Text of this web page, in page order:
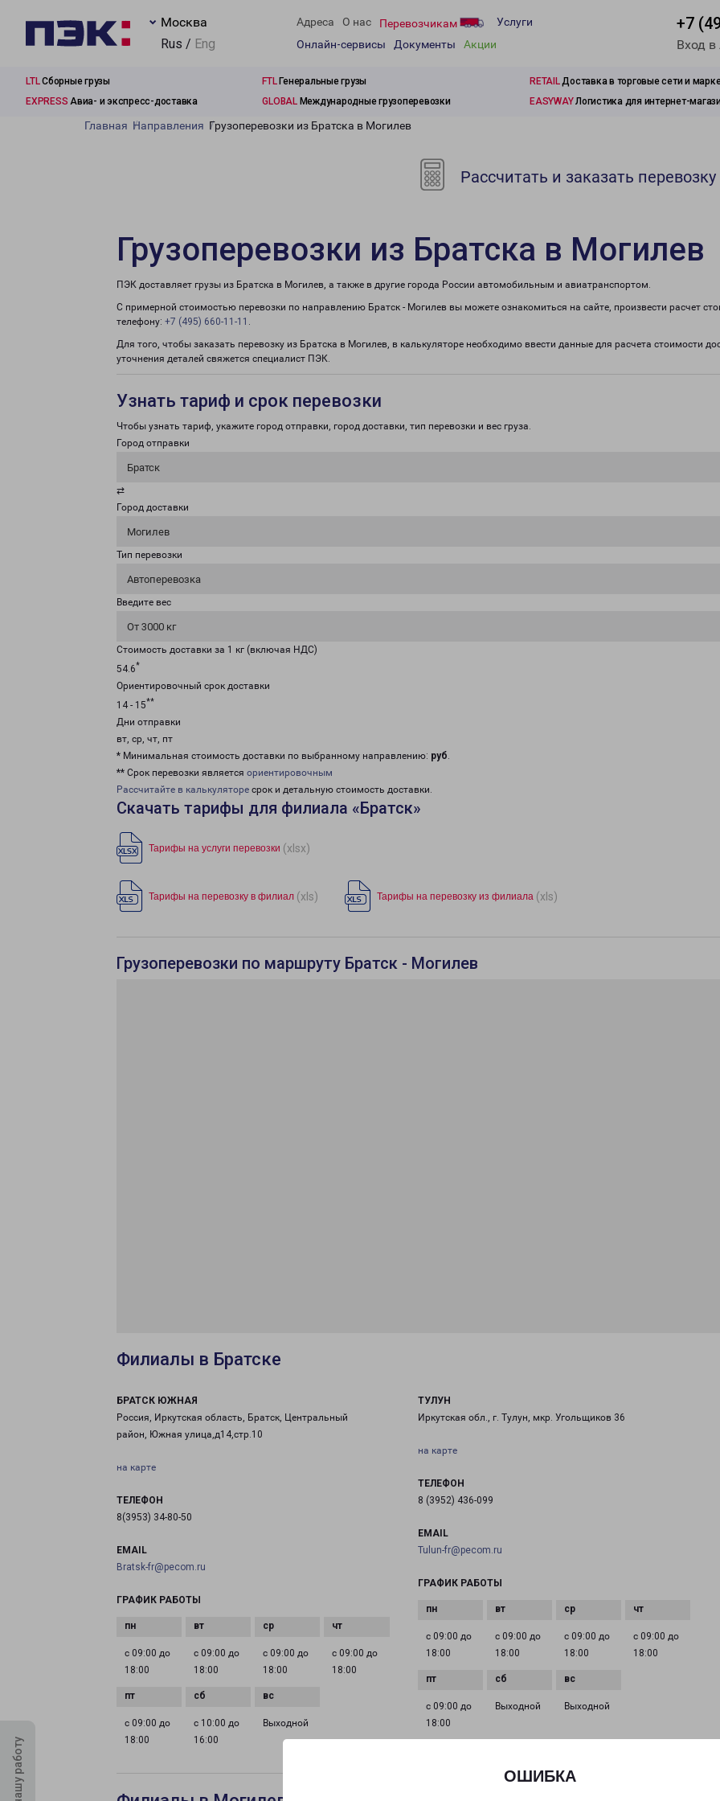
ОШИБКА
Москва
Rus / Eng
Адреса О нас Перевозчикам
Услуги
Онлайн-сервисы
Документы Акции
+7
Вход
LTLСборные грузы FTLГенеральные грузы RETAILДоставка в торговые сети и
EXPRESS Авиа- и экспресс-доставка GLOBALМеждународные грузоперевозки EASYWAYЛогистика для интернет-
Главная Направления Грузоперевозки из Братска в Могилев
Рассчитать и заказать перевозку
Грузоперевозки из Братска в Могилев
ПЭК доставляет грузы из Братска в Могилев, а также в другие города России автомобильным и авиатранспортом.
С примерной стоимостью перевозки по направлению Братск - Могилев вы можете ознакомиться на сайте, произвести расчет
телефону: +7 (495) 660-11-11 .
Для того, чтобы заказать перевозку из Братска в Могилев, в калькуляторе необходимо ввести данные для расчета стоимости
уточнения деталей свяжется специалист ПЭК.
Узнать тариф и срок перевозки
Чтобы узнать тариф, укажите город отправки, город доставки, тип перевозки и вес груза.
Город отправки
Братск
⇄
Город доставки
Могилев
Тип перевозки
Автоперевозка
Введите вес
От 3000 кг
Стоимость доставки за 1 кг (включая НДС)
54.6*
Ориентировочный срок доставки
14 - 15**
Дни отправки
вт, ср, чт, пт
* Минимальная стоимость доставки по выбранному направлению: руб.
** Срок перевозки является ориентировочным
Рассчитайте в калькуляторе срок и детальную стоимость доставки.
Скачать тарифы для филиала «Братск»
Тарифы на услуги перевозки (xlsx)
Тарифы на перевозку в филиал (xls) Тарифы на перевозку из филиала (xls)
Грузоперевозки по маршруту Братск - Могилев
Филиалы в Братске
БРАТСК ЮЖНАЯ
Россия, Иркутская область, Братск, Центральный
район, Южная улица,д14,стр.10
на карте
ТЕЛЕФОН
8(3953) 34-80-50
EMAIL
Bratsk-fr@pecom.ru
ГРАФИК РАБОТЫ
с 09:00 до
18:00
с 09:00 до
18:00
с 09:00 до
18:00
с 09:00 до
18:00
с 09:00 до
18:00
с 10:00 до
16:00
Выходной
ТУЛУН
Иркутская обл., г. Тулун, мкр. Угольщиков 36
на карте
ТЕЛЕФОН
8 (3952) 436-099
EMAIL
Tulun-fr@pecom.ru
ГРАФИК РАБОТЫ
с 09:00 до
18:00
с 09:00 до
18:00
с 09:00 до
18:00
с 09:00 до
18:00
с 09:00 до
18:00
Выходной Выходной